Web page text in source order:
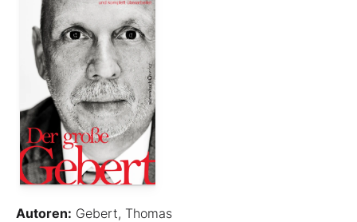
Autoren: Gebert, Thomas